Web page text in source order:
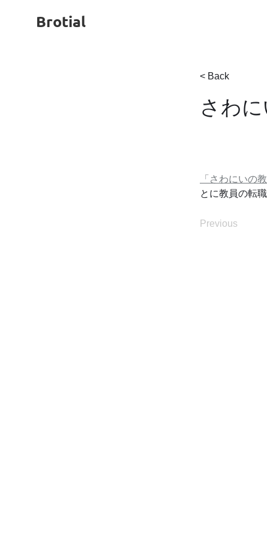
Brotial
< Back
さわ
「さわにいの
とに教員の転
Previous